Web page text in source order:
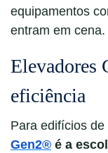
equipamentos
entram em cena.
Elevadores
eficiência
Para edifícios
Gen2® é a